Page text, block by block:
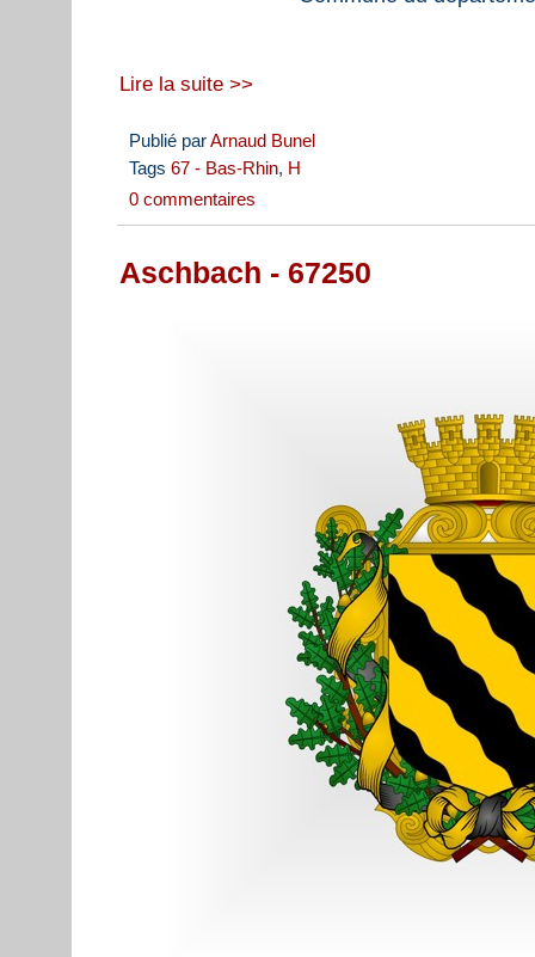
Lire la suite >>
Publié parArnaud Bunel
Tags 67 - Bas-Rhin, H
0 commentaires
Aschbach - 67250